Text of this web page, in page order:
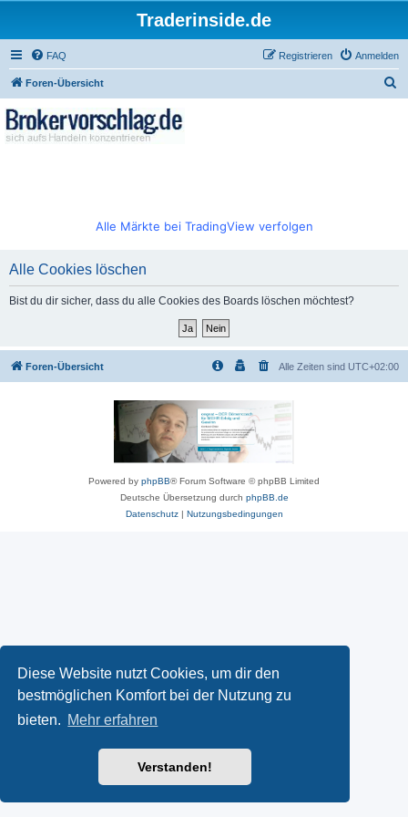
Diese Website nutzt Cookies, um dir den
bestmöglichen Komfort bei der Nutzung zu
bieten. Mehr erfahren
Verstanden!
Traderinside.de
FAQ Anmelden
Registrieren
Foren-Übersicht
Alle Märkte bei TradingView verfolgen
Alle Cookies löschen
Bist du dir sicher, dass du alle Cookies des Boards löschen möchtest?
Foren-Übersicht Alle Zeiten sind UTC+02:00
Powered by phpBB® Forum Software © phpBB Limited
Deutsche Übersetzung durch phpBB.de
Datenschutz| Nutzungsbedingungen